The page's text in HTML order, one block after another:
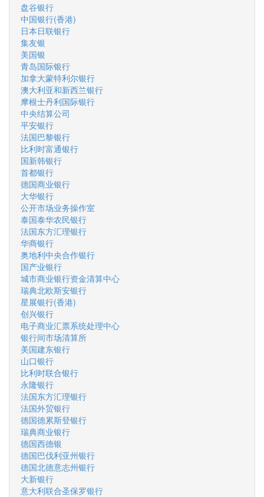
盘谷银行
中国银行(香港)
日本日联银行
集友银
美国银
青岛国际银行
加拿大蒙特利尔银行
澳大利亚和新西兰银行
摩根士丹利国际银行
中央结算公司
平安银行
法国巴黎银行
比利时富通银行
国新韩银行
首都银行
德国商业银行
大华银行
公开市场业务操作室
泰国泰华农民银行
法国东方汇理银行
华商银行
奥地利中央合作银行
国产业银行
城市商业银行资金清算中心
瑞典北欧斯安银行
星展银行(香港)
创兴银行
电子商业汇票系统处理中心
银行间市场清算所
美国建东银行
山口银行
比利时联合银行
永隆银行
法国东方汇理银行
法国外贸银行
德国德累斯登银行
瑞典商业银行
德国西德银
德国巴伐利亚州银行
德国北德意志州银行
大新银行
意大利联合圣保罗银行